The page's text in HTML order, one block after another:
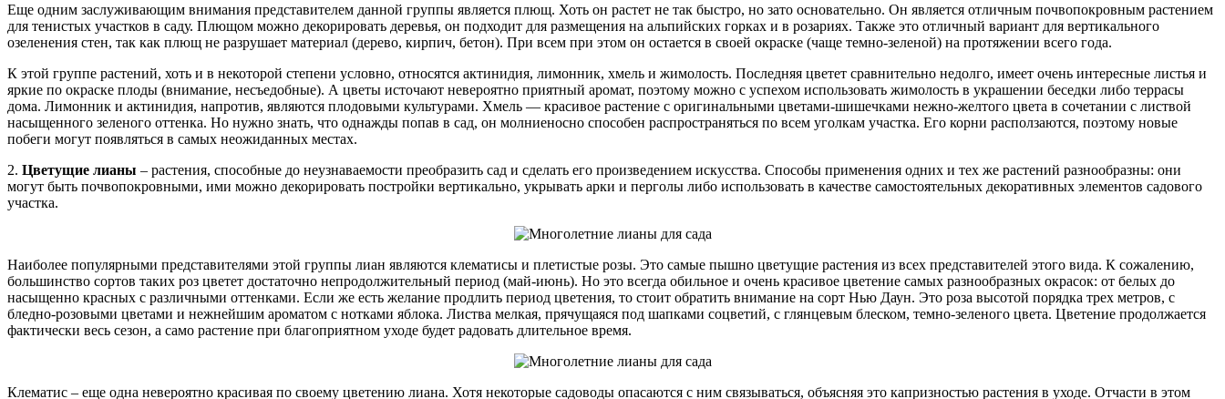
Еще одним заслуживающим внимания представителем данной группы является плющ. Хоть он растет не так быстро, но зато основательно. Он является отличным почвопокровным растением
для тенистых участков в саду. Плющом можно декорировать деревья, он подходит для размещения на альпийских горках и в розариях. Также это отличный вариант для вертикального
озеленения стен, так как плющ не разрушает материал (дерево, кирпич, бетон). При всем при этом он остается в своей окраске (чаще темно-зеленой) на протяжении всего года.
К этой группе растений, хоть и в некоторой степени условно, относятся актинидия, лимонник, хмель и жимолость. Последняя цветет сравнительно недолго, имеет очень интересные листья и
яркие по окраске плоды (внимание, несъедобные). А цветы источают невероятно приятный аромат, поэтому можно с успехом использовать жимолость в украшении беседки либо террасы
дома. Лимонник и актинидия, напротив, являются плодовыми культурами. Хмель — красивое растение с оригинальными цветами-шишечками нежно-желтого цвета в сочетании с листвой
насыщенного зеленого оттенка. Но нужно знать, что однажды попав в сад, он молниеносно способен распространяться по всем уголкам участка. Его корни расползаются, поэтому новые
побеги могут появляться в самых неожиданных местах.
2. Цветущие лианы – растения, способные до неузнаваемости преобразить сад и сделать его произведением искусства. Способы применения одних и тех же растений разнообразны: они
могут быть почвопокровными, ими можно декорировать постройки вертикально, укрывать арки и перголы либо использовать в качестве самостоятельных декоративных элементов садового
участка.
Наиболее популярными представителями этой группы лиан являются клематисы и плетистые розы. Это самые пышно цветущие растения из всех представителей этого вида. К сожалению,
большинство сортов таких роз цветет достаточно непродолжительный период (май-июнь). Но это всегда обильное и очень красивое цветение самых разнообразных окрасок: от белых до
насыщенно красных с различными оттенками. Если же есть желание продлить период цветения, то стоит обратить внимание на сорт Нью Даун. Это роза высотой порядка трех метров, с
бледно-розовыми цветами и нежнейшим ароматом с нотками яблока. Листва мелкая, прячущаяся под шапками соцветий, с глянцевым блеском, темно-зеленого цвета. Цветение продолжается
фактически весь сезон, а само растение при благоприятном уходе будет радовать длительное время.
Клематис – еще одна невероятно красивая по своему цветению лиана. Хотя некоторые садоводы опасаются с ним связываться, объясняя это капризностью растения в уходе. Отчасти в этом